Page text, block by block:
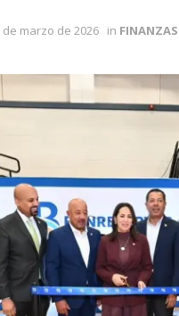
de marzo de 2026 in FINANZAS